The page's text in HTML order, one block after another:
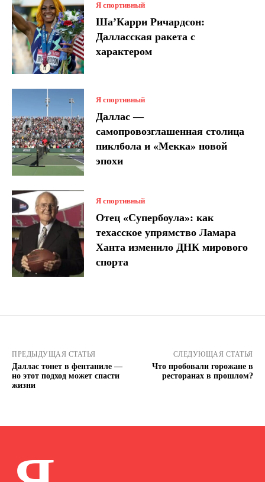
Я спортивный
Ша’Карри Ричардсон:
Далласская ракета с
характером
Я спортивный
Даллас —
самопровозглашенная столица
пиклбола и «Мекка» новой
эпохи
Я спортивный
Отец «Супербоула»: как
техасское упрямство Ламара
Ханта изменило ДНК мирового
спорта
ПРЕДЫДУЩАЯ СТАТЬЯ
Даллас тонет в фентаниле —
но этот подход может спасти
жизни
СЛЕДУЮЩАЯ СТАТЬЯ
Что пробовали горожане в
ресторанах в прошлом?